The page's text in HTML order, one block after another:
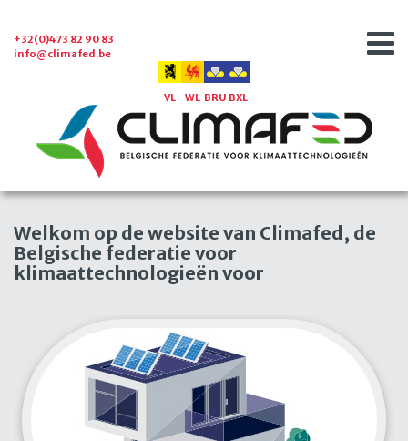
+32(0)473 82 90 83
info@climafed.be
VL WL BRU BXL
Welkom op de website van Climafed, de
Belgische federatie voor
klimaattechnologieën voor